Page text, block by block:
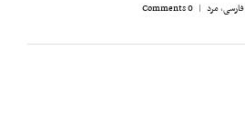
فارسی,مرد |
0 Comments